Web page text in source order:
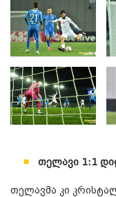
თელავი 1:1
თელავმა კი